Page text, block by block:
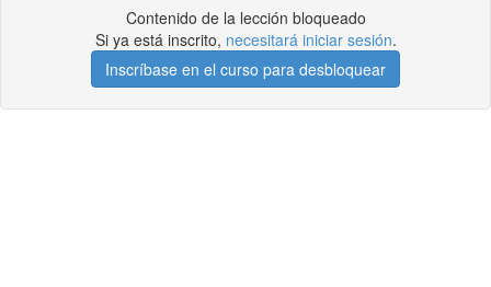
Contenido de la lección bloqueado
Si ya está inscrito, necesitará iniciar sesión.
Inscríbase en el curso para desbloquear